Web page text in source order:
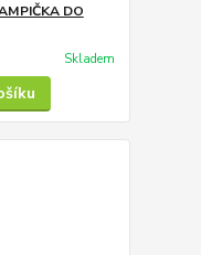
DO
Skladem